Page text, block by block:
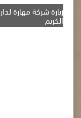
زيارة شركة مهارة
الكريم